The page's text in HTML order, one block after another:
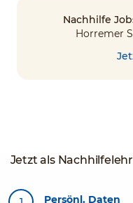
Nachhilfe
Horremer
Jetzt als
Persönl. Daten